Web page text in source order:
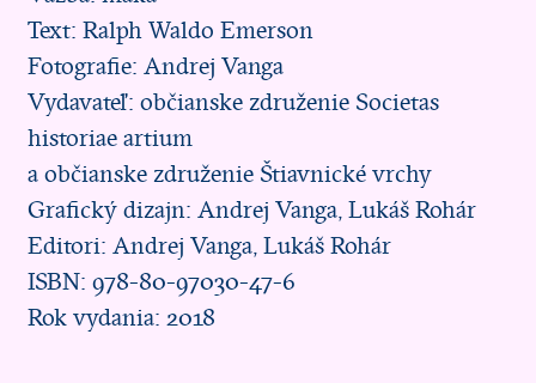
Text: Ralph Waldo Emerson
Fotografie: Andrej Vanga
Vydavateľ: občianske združenie Societas
historiae artium
a občianske združenie Štiavnické vrchy
Grafický dizajn: Andrej Vanga, Lukáš Rohár
Editori: Andrej Vanga, Lukáš Rohár
ISBN: 978-80-97030-47-6
Rok vydania: 2018